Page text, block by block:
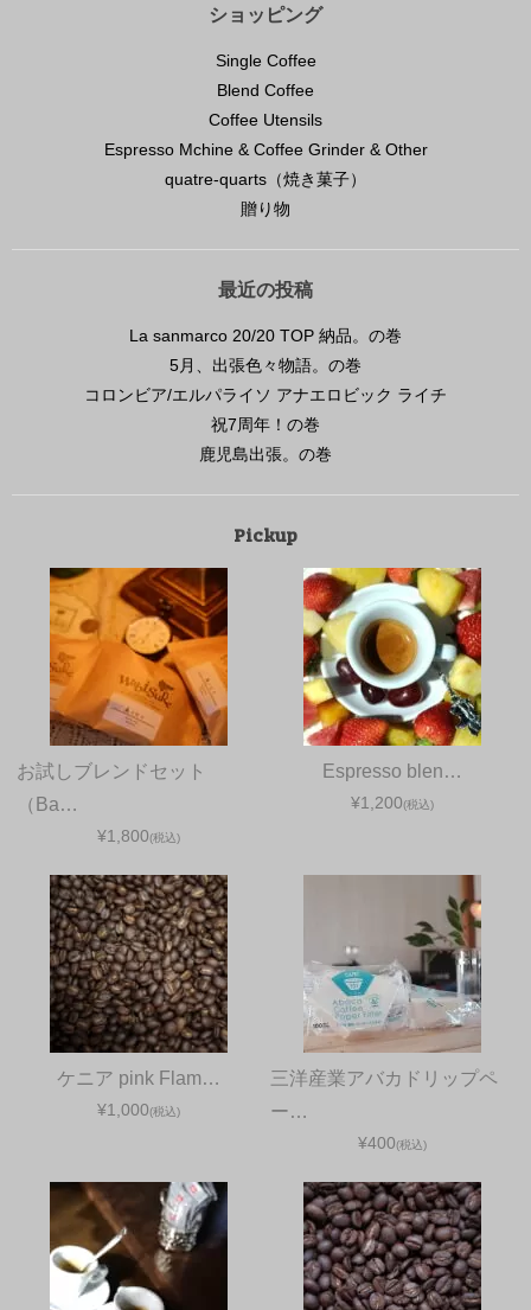
ショッピング
Single Coffee
Blend Coffee
Coffee Utensils
Espresso Mchine & Coffee Grinder & Other
quatre-quarts（焼き菓子）
贈り物
最近の投稿
La sanmarco 20/20 TOP 納品。の巻
5月、出張色々物語。の巻
コロンビア/エルパライソ アナエロビック ライチ
祝7周年！の巻
鹿児島出張。の巻
Pickup
お試しブレンドセット
（Ba…
¥1,800(税込)
Espresso blen…
¥1,200(税込)
ケニア pink Flam…
¥1,000(税込)
三洋産業アバカドリップペ
ー…
¥400(税込)